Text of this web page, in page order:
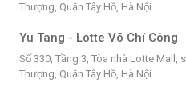
Thượng, Quận Tây Hồ, Hà Nội
Yu Tang - Lotte Võ Chí Công
Số 330, Tầng 3, Tòa nhà Lotte Mall,
Thượng, Quận Tây Hồ, Hà Nội